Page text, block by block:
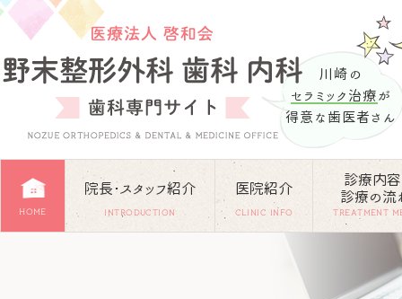
川崎の
セラミック治療 が
得意な歯医者さん
HOME
院長･スタッフ紹介
INTRODUCTION
医院紹介
CLINIC INFO
診療内
診療の流
TREATMENT